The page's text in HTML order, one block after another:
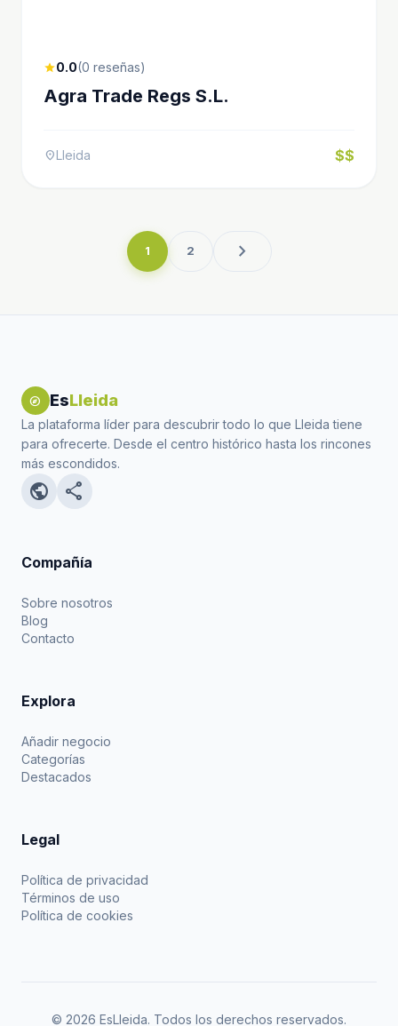
star0.0(0 reseñas)
Agra Trade Regs S.L.
location_onLleida $$
1 2 chevron_right
explore EsLleida
La plataforma líder para descubrir todo lo que Lleida tiene
para ofrecerte. Desde el centro histórico hasta los rincones
más escondidos.
public share
Compañía
Sobre nosotros
Blog
Contacto
Explora
Añadir negocio
Categorías
Destacados
Legal
Política de privacidad
Términos de uso
Política de cookies
© 2026 EsLleida. Todos los derechos reservados.